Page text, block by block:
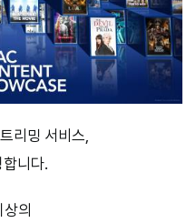
리밍 서비스,
니다.
상의